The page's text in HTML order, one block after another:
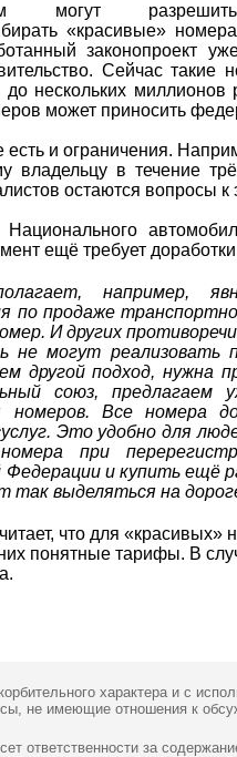
могут разрешить
«красивые» номера
законопроект
Сейчас
до нескольких
может приносить
есть и ограничения.
владельцу в течение
остаются вопросы к
Национального
ещё требует
например,
по продаже
И других
не могут реализовать
другой подход, нужна
союз,
номеров. Все номера
Это удобно для
при
Федерации и купить ещё
так выделяться на
что для
понятные тарифы. В
характера и с
не имеющие отношения к
ответственности за